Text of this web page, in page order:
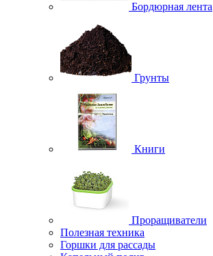
Бордюрная лента
Грунты
Книги
Проращиватели
Полезная техника
Горшки для рассады